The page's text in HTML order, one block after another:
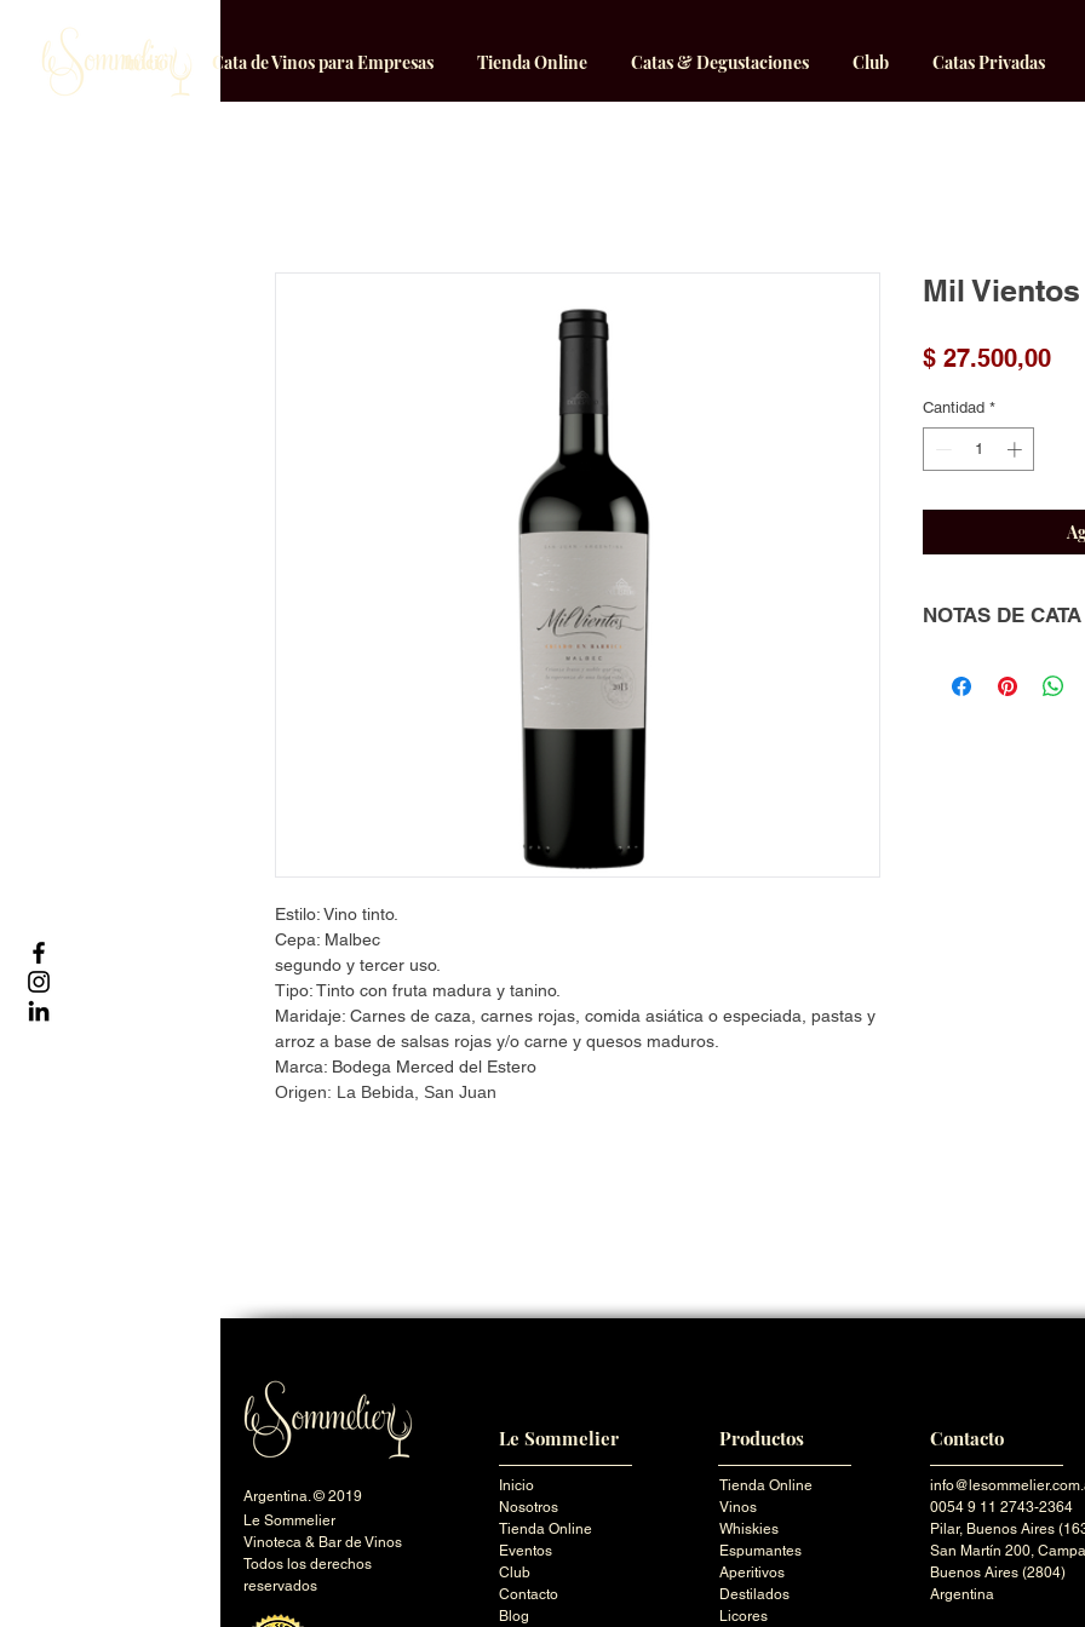
Inicio Cata de Vinos para Empresas Tienda Online Catas & Degustaciones Club Catas Privadas
Estilo: Vino tinto.
Cepa: Malbec
segundo y tercer uso.
Tipo: Tinto con fruta madura y tanino.
Maridaje: Carnes de caza, carnes rojas, comida asiática o especiada, pastas y
arroz a base de salsas rojas y/o carne y quesos maduros.
Marca: Bodega Merced del Estero
Origen: La Bebida, San Juan
Mil
$ 27.500,00
Cantidad *
NOTAS DE CATA
tintes morados.
Argentina. © 2019
Le Sommelier
Vinoteca & Bar de Vinos
Todos los derechos
reservados
Le Sommelier
Inicio
Nosotros
Tienda Online
Eventos
Club
Contacto
Blog
Productos
Tienda Online
Vinos
Whiskies
Espumantes
Aperitivos
Destilados
Licores
Contacto
0054 9 11 2743-2364
Pilar, Buenos Aires
San Martín 200,
Buenos Aires (2804)
Argentina